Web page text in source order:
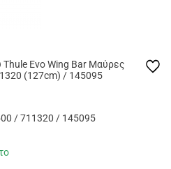
Evo Wing Bar Μαύρες
(127cm) / 145095
/ 711320 / 145095